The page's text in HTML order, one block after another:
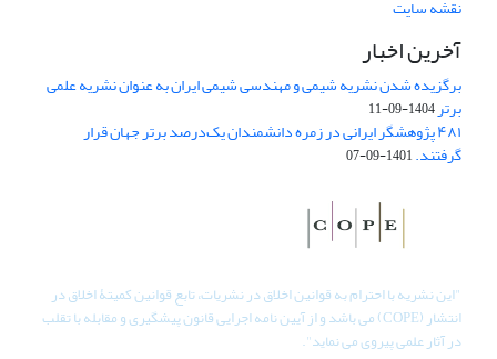
نقشه سایت
آخرین اخبار
برگزیده شدن نشریه شیمی و مهندسی شیمی ایران به عنوان نشریه علمی
برتر1404-09-11
۴۸۱ پژوهشگر ایرانی در زمره دانشمندان یک‌درصد برتر جهان قرار
گرفتند.1401-09-07
"این نشریه با احترام به قوانین اخلاق در نشریات، تابع قوانین کمیتۀ اخلاق در
انتشار (COPE) می باشد و از آیین نامه اجرایی قانون پیشگیری و مقابله با تقلب
در آثار علمی پیروی می نماید".